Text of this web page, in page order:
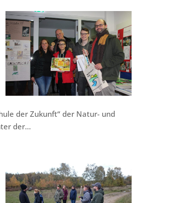
der Zukunft“ der Natur- und
der...